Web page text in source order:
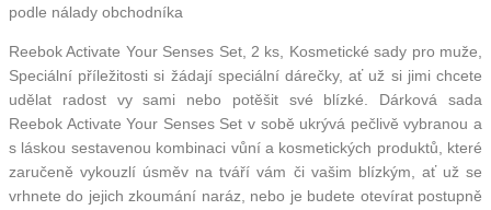
podle nálady obchodníka
Reebok Activate Your Senses Set, 2 ks, Kosmetické sady pro muže,
Speciální příležitosti si žádají speciální dárečky, ať už si jimi chcete
udělat radost vy sami nebo potěšit své blízké. Dárková sada
Reebok Activate Your Senses Set v sobě ukrývá pečlivě vybranou a
s láskou sestavenou kombinaci vůní a kosmetických produktů, které
zaručeně vykouzlí úsměv na tváří vám či vašim blízkým, ať už se
vrhnete do jejich zkoumání naráz, nebo je budete otevírat postupně